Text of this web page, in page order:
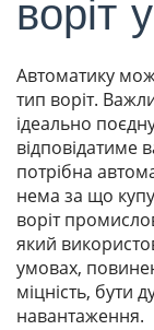
воріт
Автоматику
тип воріт.
ідеально
потрібна
нема за що
воріт
який
умовах,
міцність, бути
навантаження.